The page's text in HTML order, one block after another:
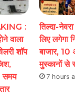
:
वाला
शॉप
समय
तिल्दा-
लिए लगेगा
बाजार,
मुस्कानों से
7 hours